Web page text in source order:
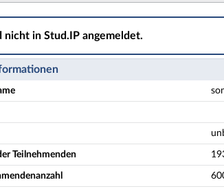
Grundlagen der Pharmakologie und
nicht in Stud.IP angemeldet.
Teilnehmenden